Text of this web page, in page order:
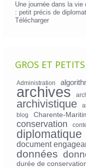
Une journée dans la
: petit précis de
Télécharger
GROS ET
Administration
archives
archivistique
blog Charente-
conservation
diplomatique
document
données
durée de